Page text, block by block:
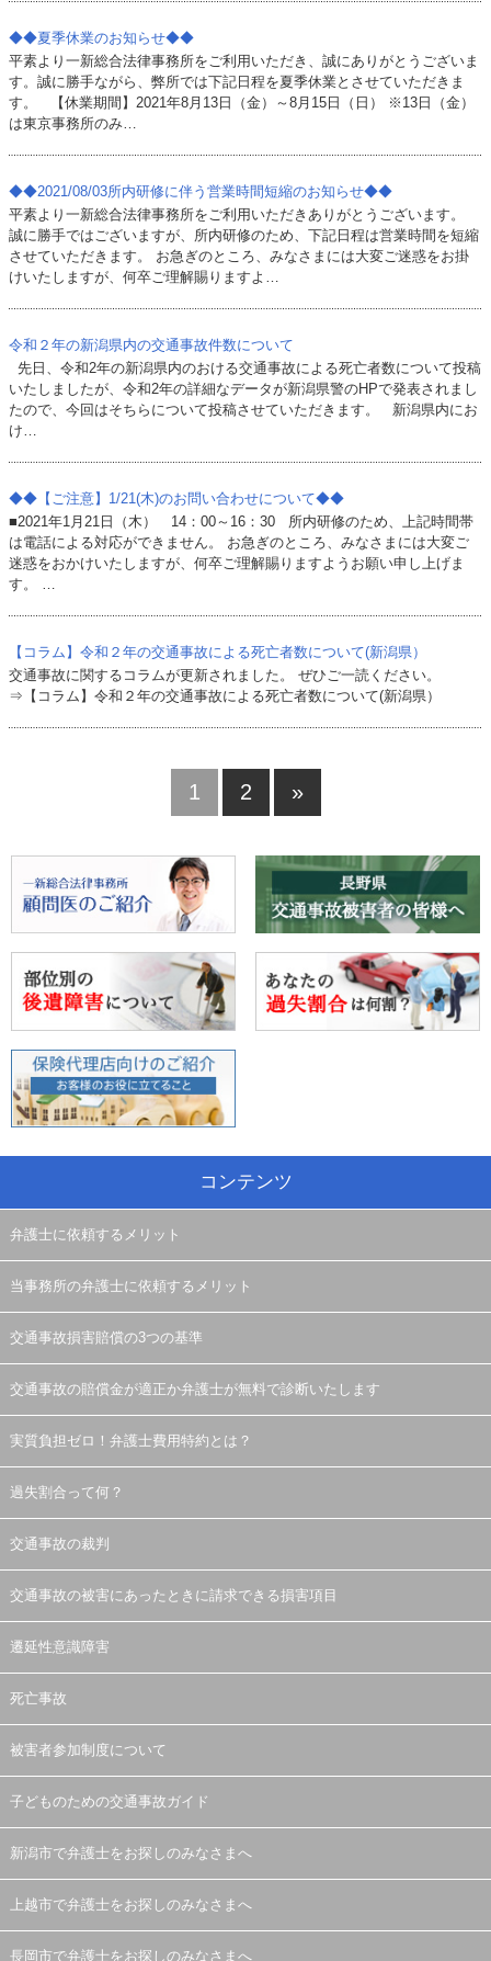
◆◆夏季休業のお知らせ◆◆
平素より一新総合法律事務所をご利用いただき、誠にありがとうございま
す。​ 誠に勝手ながら、弊所では下記日程を夏季休業とさせていただきま
す。 【休業期間】2021年8月13日（金）～8月15日（日） ※13日（金）
は東京事務所のみ…
◆◆2021/08/03所内研修に伴う営業時間短縮のお知らせ◆◆​
平素より一新総合法律事務所をご利用いただきありがとうございます。
誠に勝手ではございますが、​所内研修のため、下記日程は営業時間を短縮
させていただきます。 お急ぎのところ、みなさまには大変ご迷惑をお掛
けいたしますが、何卒ご理解賜りますよ…
令和２年の新潟県内の交通事故件数について
先日、令和2年の新潟県内のおける交通事故による死亡者数について投稿
いたしましたが、令和2年の詳細なデータが新潟県警のHPで発表されまし
たので、今回はそちらについて投稿させていただきます。 新潟県内にお
け…
◆◆【ご注意】1/21(木)のお問い合わせについて◆◆
■2021年1月21日（木） 14：00～16：30 所内研修のため、上記時間帯
は電話による対応ができません。 お急ぎのところ、みなさまには大変ご
迷惑をおかけいたしますが、何卒ご理解賜りますようお願い申し上げま
す。 …
【コラム】令和２年の交通事故による死亡者数について(新潟県）
交通事故に関するコラムが更新されました。 ぜひご一読ください。
⇒【コラム】令和２年の交通事故による死亡者数について(新潟県）
1 2 »
コンテンツ
弁護士に依頼するメリット
当事務所の弁護士に依頼するメリット
交通事故損害賠償の3つの基準
交通事故の賠償金が適正か弁護士が無料で診断いたします
実質負担ゼロ！弁護士費用特約とは？
過失割合って何？
交通事故の裁判
交通事故の被害にあったときに請求できる損害項目
遷延性意識障害
死亡事故
被害者参加制度について
子どものための交通事故ガイド
新潟市で弁護士をお探しのみなさまへ
上越市で弁護士をお探しのみなさまへ
長岡市で弁護士をお探しのみなさまへ